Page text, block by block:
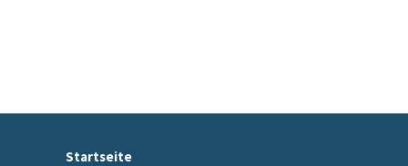
Startseite